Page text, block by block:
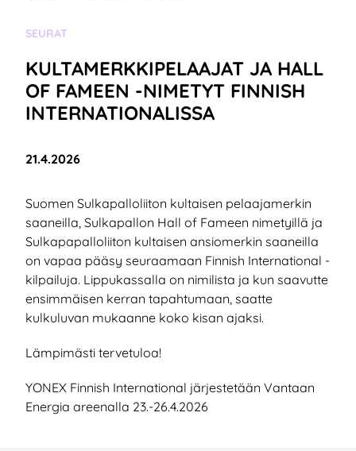
KATEGORIA:
SEURAT
KULTAMERKKIPELAAJAT JA HALL
OF FAMEEN -NIMETYT FINNISH
INTERNATIONALISSA
Julkaistu:
21.4.2026
Suomen Sulkapalloliiton kultaisen pelaajamerkin
saaneilla, Sulkapallon Hall of Fameen nimetyillä ja
Sulkapapalloliiton kultaisen ansiomerkin saaneilla
on vapaa pääsy seuraamaan Finnish International -
kilpailuja. Lippukassalla on nimilista ja kun saavutte
ensimmäisen kerran tapahtumaan, saatte
kulkuluvan mukaanne koko kisan ajaksi.
Lämpimästi tervetuloa!
YONEX Finnish International järjestetään Vantaan
Energia areenalla 23.-26.4.2026